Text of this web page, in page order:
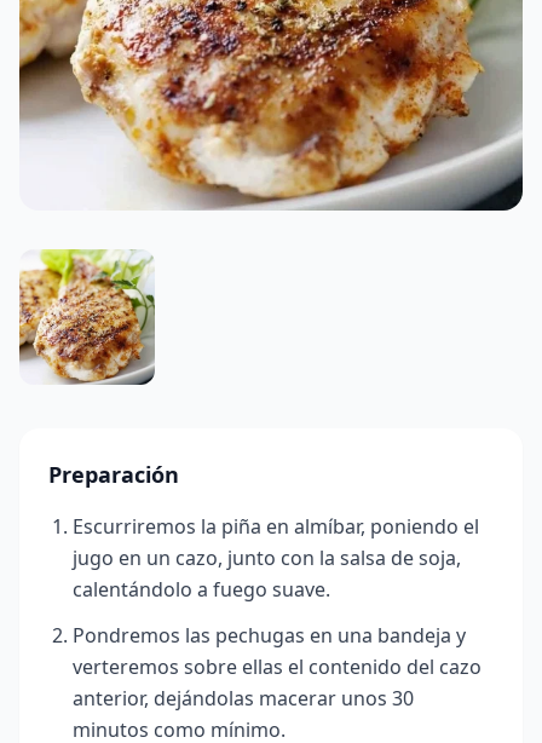
Preparación
Escurriremos la piña en almíbar, poniendo el
jugo en un cazo, junto con la salsa de soja,
calentándolo a fuego suave.
Pondremos las pechugas en una bandeja y
verteremos sobre ellas el contenido del cazo
anterior, dejándolas macerar unos 30
minutos como mínimo.